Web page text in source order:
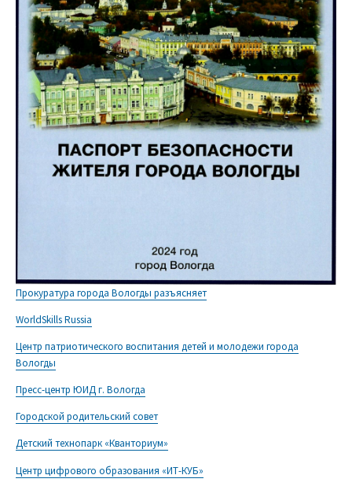
Прокуратура города Вологды разъясняет
WorldSkills Russia
Центр патриотического воспитания детей и молодежи города
Вологды
Пресс-центр ЮИД г. Вологда
Городской родительский совет
Детский технопарк «Кванториум»
Центр цифрового образования «ИТ-КУБ»